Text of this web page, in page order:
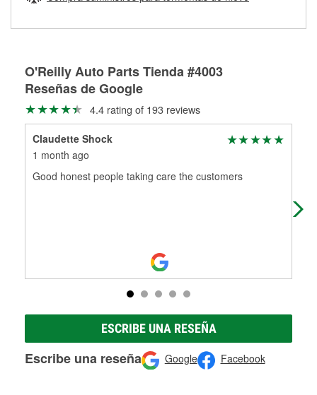
partes de reemplazo correctas para tu reparación.
O'Reilly Auto Parts Tienda #4003
Reseñas de Google
4.4 rating of 193 reviews
Claudette Shock
1 month ago
Good honest people taking care the customers
ESCRIBE UNA RESEÑA
Escribe una reseña Google Facebook